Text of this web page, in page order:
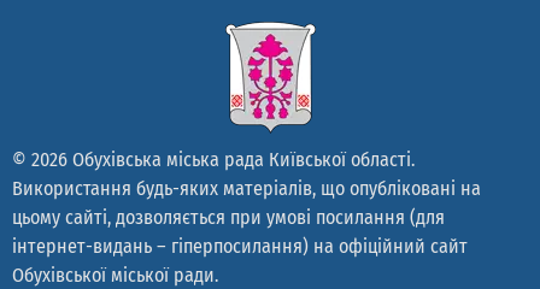
© 2026 Обухівська міська рада Київської області.
Використання будь-яких матеріалів, що опубліковані на
цьому сайті, дозволяється при умові посилання (для
інтернет-видань – гіперпосилання) на офіційний сайт
Обухівської міської ради.